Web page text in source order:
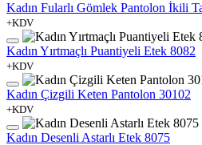
Kadın Fularlı Gömlek Pantolon İkili
+KDV
Kadın Yırtmaçlı Puantiyeli Etek 8082
+KDV
Kadın Çizgili Keten Pantolon 30102
+KDV
Kadın Desenli Astarlı Etek 8075